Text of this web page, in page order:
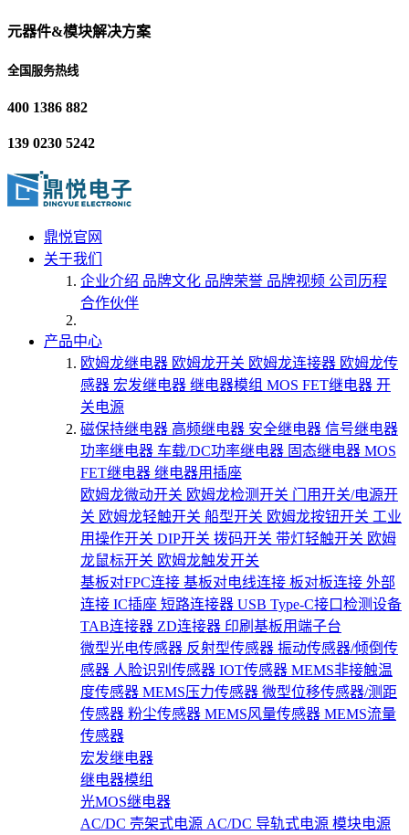
元器件&模块解决方案
全国服务热线
400 1386 882
139 0230 5242
鼎悦官网
关于我们
企业介绍 品牌文化 品牌荣誉 品牌视频 公司历程
合作伙伴
产品中心
欧姆龙继电器 欧姆龙开关 欧姆龙连接器 欧姆龙传
感器 宏发继电器 继电器模组 MOS FET继电器 开
关电源
磁保持继电器 高频继电器 安全继电器 信号继电器
功率继电器 车载/DC功率继电器 固态继电器 MOS
FET继电器 继电器用插座
欧姆龙微动开关 欧姆龙检测开关 门用开关/电源开
关 欧姆龙轻触开关 船型开关 欧姆龙按钮开关 工业
用操作开关 DIP开关 拨码开关 带灯轻触开关 欧姆
龙鼠标开关 欧姆龙触发开关
基板对FPC连接 基板对电线连接 板对板连接 外部
连接 IC插座 短路连接器 USB Type-C接口检测设备
TAB连接器 ZD连接器 印刷基板用端子台
微型光电传感器 反射型传感器 振动传感器/倾倒传
感器 人脸识别传感器 IOT传感器 MEMS非接触温
度传感器 MEMS压力传感器 微型位移传感器/测距
传感器 粉尘传感器 MEMS风量传感器 MEMS流量
传感器
宏发继电器
继电器模组
光MOS继电器
AC/DC 壳架式电源 AC/DC 导轨式电源 模块电源